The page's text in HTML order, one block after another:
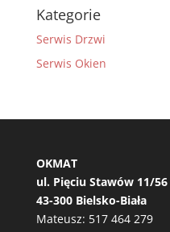
Kategorie
Serwis Drzwi
Serwis Okien
OKMAT
ul. Pięciu Stawów 11/56
43-300 Bielsko-Biała
Mateusz: 517 464 279